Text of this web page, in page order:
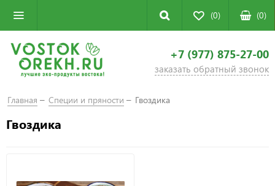
(0) (0)
+7 (977) 875-27-00
заказать обратный звонок
Главная Специи и пряности Гвоздика
Гвоздика